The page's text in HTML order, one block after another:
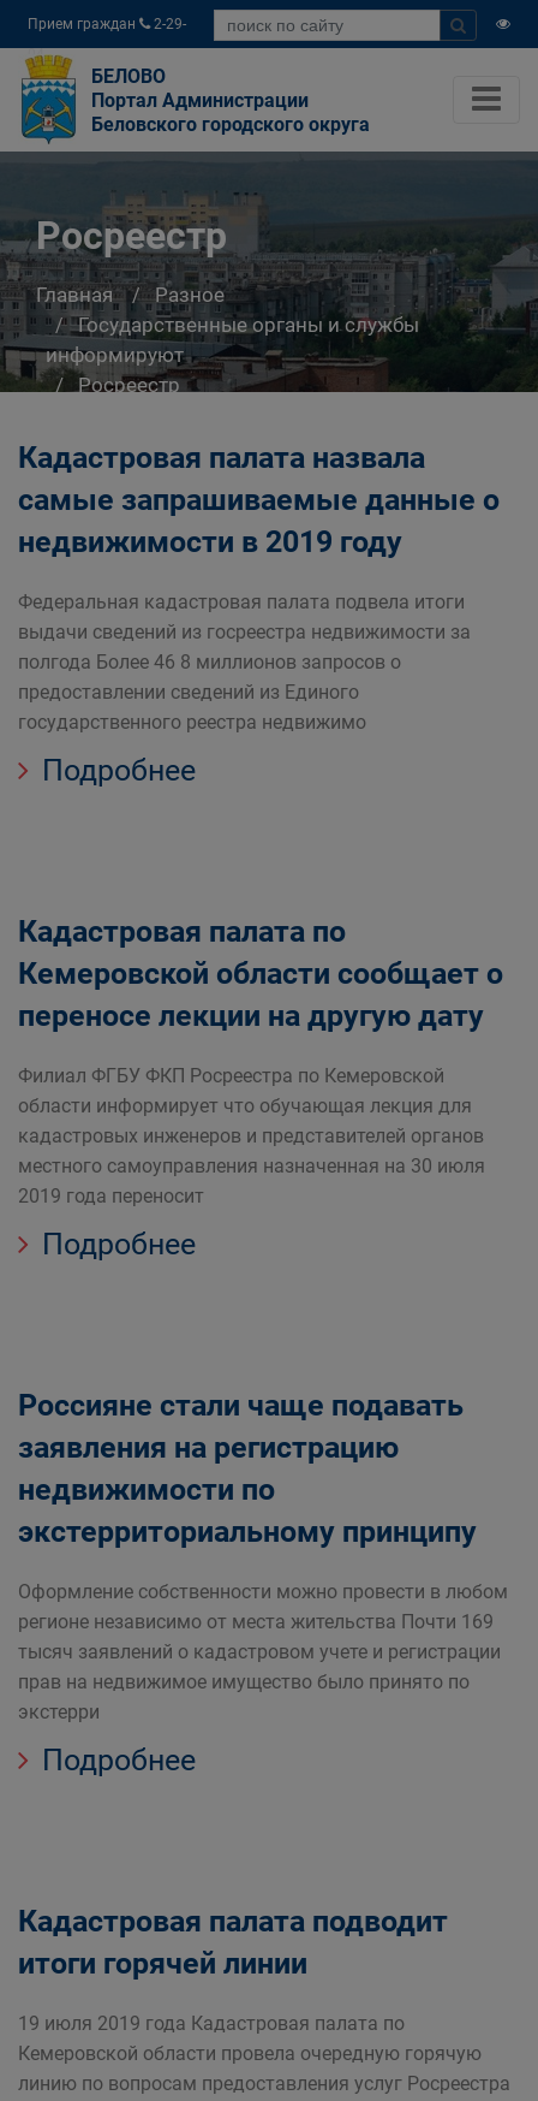
Прием граждан
2-29-
04
БЕЛОВО
Портал Администрации
Беловского городского округа
Росреестр
Главная
Разное
Государственные органы и службы
информируют
Росреестр
Кадастровая палата назвала
самые запрашиваемые данные о
недвижимости в 2019 году
Федеральная кадастровая палата подвела итоги
выдачи сведений из госреестра недвижимости за
полгода Более 46 8 миллионов запросов о
предоставлении сведений из Единого
государственного реестра недвижимо
Подробнее
Кадастровая палата по
Кемеровской области сообщает о
переносе лекции на другую дату
Филиал ФГБУ ФКП Росреестра по Кемеровской
области информирует что обучающая лекция для
кадастровых инженеров и представителей органов
местного самоуправления назначенная на 30 июля
2019 года переносит
Подробнее
Россияне стали чаще подавать
заявления на регистрацию
недвижимости по
экстерриториальному принципу
Оформление собственности можно провести в любом
регионе независимо от места жительства Почти 169
тысяч заявлений о кадастровом учете и регистрации
прав на недвижимое имущество было принято по
экстерри
Подробнее
Кадастровая палата подводит
итоги горячей линии
19 июля 2019 года Кадастровая палата по
Кемеровской области провела очередную горячую
линию по вопросам предоставления услуг Росреестра